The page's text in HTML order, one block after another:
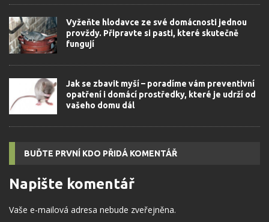
Vyžeňte hlodavce ze své domácnosti jednou
provždy. Připravte si pasti, které skutečně
fungují
Jak se zbavit myší – poradíme vám preventivní
opatření i domácí prostředky, které je udrží od
vašeho domu dál
BUĎTE PRVNÍ KDO PŘIDÁ KOMENTÁŘ
Napište komentář
Vaše e-mailová adresa nebude zveřejněna.